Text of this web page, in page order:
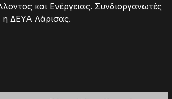
και Ενέργειας. Συνδιοργανωτές
η ΔΕΥΑ Λάρισας.